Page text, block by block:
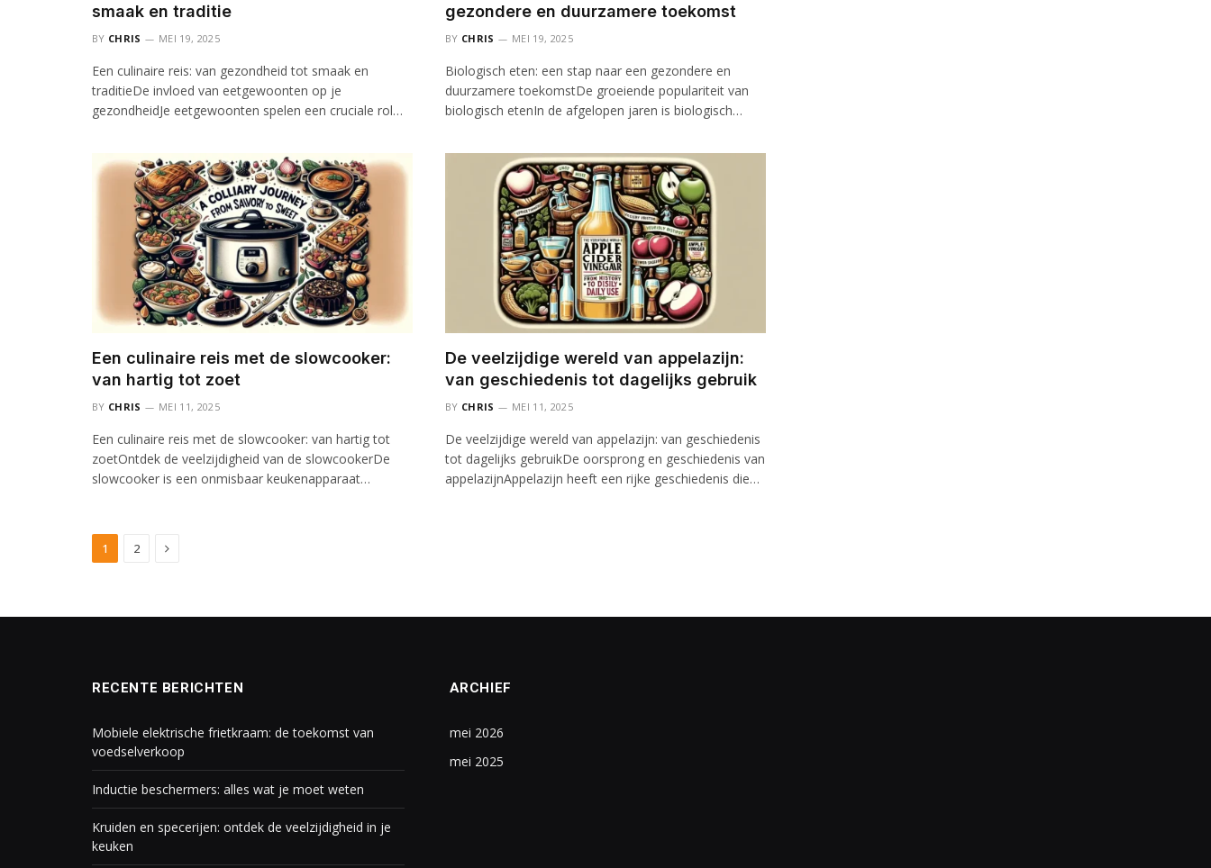
smaak en traditie
BY CHRIS MEI 19, 2025
Een culinaire reis: van gezondheid tot smaak en
traditieDe invloed van eetgewoonten op je
gezondheidJe eetgewoonten spelen een cruciale rol…
gezondere en duurzamere toekomst
BY CHRIS MEI 19, 2025
Biologisch eten: een stap naar een gezondere en
duurzamere toekomstDe groeiende populariteit van
biologisch etenIn de afgelopen jaren is biologisch…
Een culinaire reis met de slowcooker:
van hartig tot zoet
BY CHRIS MEI 11, 2025
Een culinaire reis met de slowcooker: van hartig tot
zoetOntdek de veelzijdigheid van de slowcookerDe
slowcooker is een onmisbaar keukenapparaat…
De veelzijdige wereld van appelazijn:
van geschiedenis tot dagelijks gebruik
BY CHRIS MEI 11, 2025
De veelzijdige wereld van appelazijn: van geschiedenis
tot dagelijks gebruikDe oorsprong en geschiedenis van
appelazijnAppelazijn heeft een rijke geschiedenis die…
1 2 Next
RECENTE BERICHTEN
Mobiele elektrische frietkraam: de toekomst van
voedselverkoop
Inductie beschermers: alles wat je moet weten
Kruiden en specerijen: ontdek de veelzijdigheid in je
keuken
ARCHIEF
mei 2026
mei 2025